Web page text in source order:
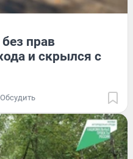
прав
и скрылся с
Обсудить